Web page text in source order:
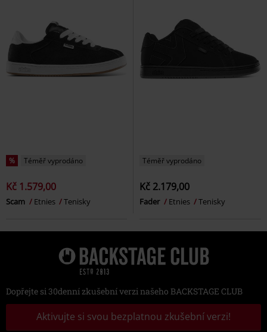
% Téměř vyprodáno
Kč 1.579,00
Scam Etnies Tenisky
Téměř vyprodáno
Kč 2.179,00
Fader Etnies Tenisky
Dopřejte si 30denní zkušební verzi našeho BACKSTAGE CLUB
Aktivujte si svou bezplatnou zkušební verzi!